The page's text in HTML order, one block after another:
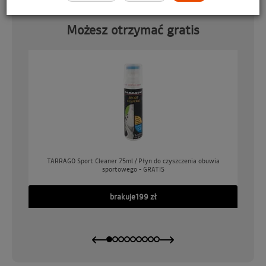
Możesz otrzymać gratis
TARRAGO Sport Cleaner 75ml / Płyn do czyszczenia obuwia
sportowego - GRATIS
brakuje199 zł